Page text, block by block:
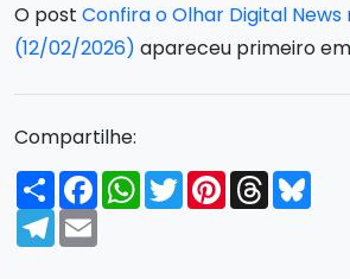
O post Confira o Olhar Digital
(12/02/2026) apareceu primeiro em
Compartilhe:
Compartilhar
FacebookWhatsApp
TwitterPinterest
Threads
Telegram
Email